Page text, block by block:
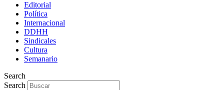
Editorial
Política
Internacional
DDHH
Sindicales
Cultura
Semanario
Search
Search